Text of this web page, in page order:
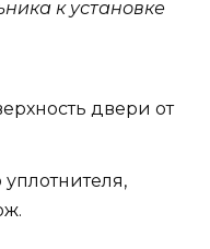
к установке
двери от
уплотнителя,